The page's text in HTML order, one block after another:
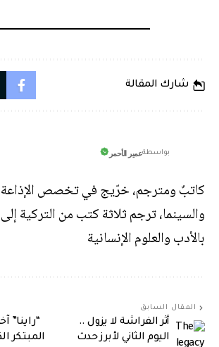
شارك المقالة
بواسطةعمير الأحمر
كاتبٌ ومترجم، خرّيج في تخصص الإذاعة
والسينما، ترجم ثلاثة كتب من التركية
بالأدب والعلوم الإنسانية
المقال السابق
أثر الفراشة لا يزول ..
اليوم الثاني لأبرز حدث
“راينا”
المبتكر